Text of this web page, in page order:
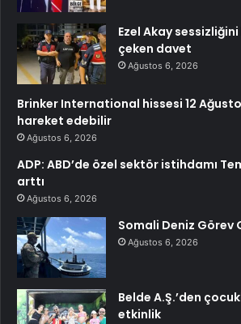
Ezel Akay
çeken davet
Ağustos 6, 2026
Brinker International hissesi 12
hareket edebilir
Ağustos 6, 2026
ADP: ABD’de özel sektör istihdamı
arttı
Ağustos 6, 2026
Somali Deniz Görev
Ağustos 6, 2026
Belde A.Ş.’den
etkinlik